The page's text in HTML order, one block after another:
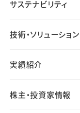
サステナビリティ
技術・ソリューション
実績紹介
株主・投資家情報